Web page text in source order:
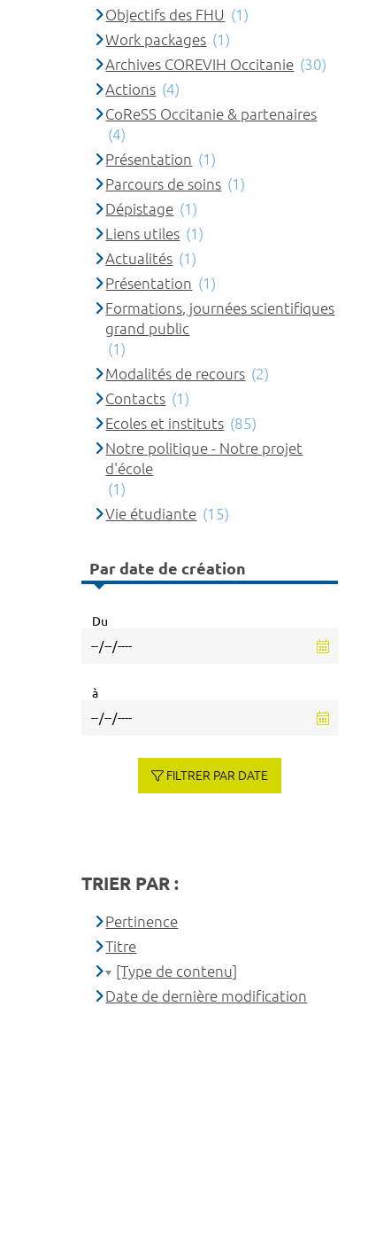
Objectifs des FHU (1)
Work packages (1)
Archives COREVIH Occitanie (30)
Actions (4)
CoReSS Occitanie & partenaires
(4)
Présentation (1)
Parcours de soins (1)
Dépistage (1)
Liens utiles (1)
Actualités (1)
Présentation (1)
Formations, journées scientifiques
grand public
(1)
Modalités de recours (2)
Contacts (1)
Ecoles et instituts (85)
Notre politique - Notre projet
d'école
(1)
Vie étudiante (15)
Par date de création
Du
à
FILTRER PAR DATE
TRIER PAR :
Pertinence
Titre
[Type de contenu]
Date de dernière modification